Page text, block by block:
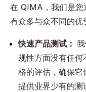
在 QIMA，我们是您
有众多与众不同的优
快速产品测试：
规性方面没有任
格的评估，确保它
提供业界少有的测